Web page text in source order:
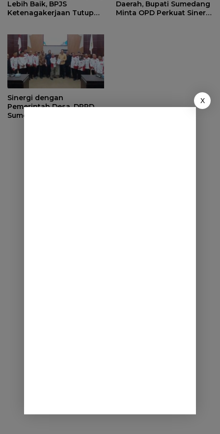
Lebih Baik, BPJS
Ketenagakerjaan Tutup
Daerah, Bupati Sumedang
Minta OPD Perkuat Sinergi
Sinergi dengan
Pemerintah Desa, DPRD
Sumedang Fokus Awasi
X